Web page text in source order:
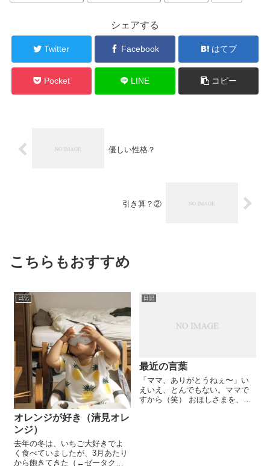
シェアする
Twitter Facebook はてブ
Pocket LINE コピー
優しい性格？
引き算？②
こちらもおすすめ
日記
オレンジが好き（清見オレ
ンジ）
去年の冬は、いちご大好きでよ
く食べていましたが、3月あたり
から飽きてきた（←ゼータク）
日記
最近の言葉
「ママ、ありがとうねぇ〜」い
えいえ、とんでもない。ママで
すから（笑） おほしさまを、